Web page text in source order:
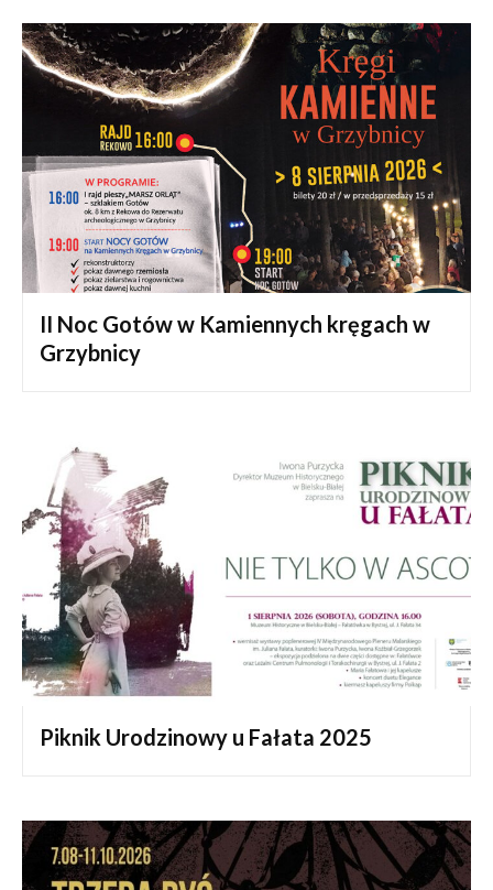
II Noc Gotów w Kamiennych kręgach w
Grzybnicy
Piknik Urodzinowy u Fałata 2025